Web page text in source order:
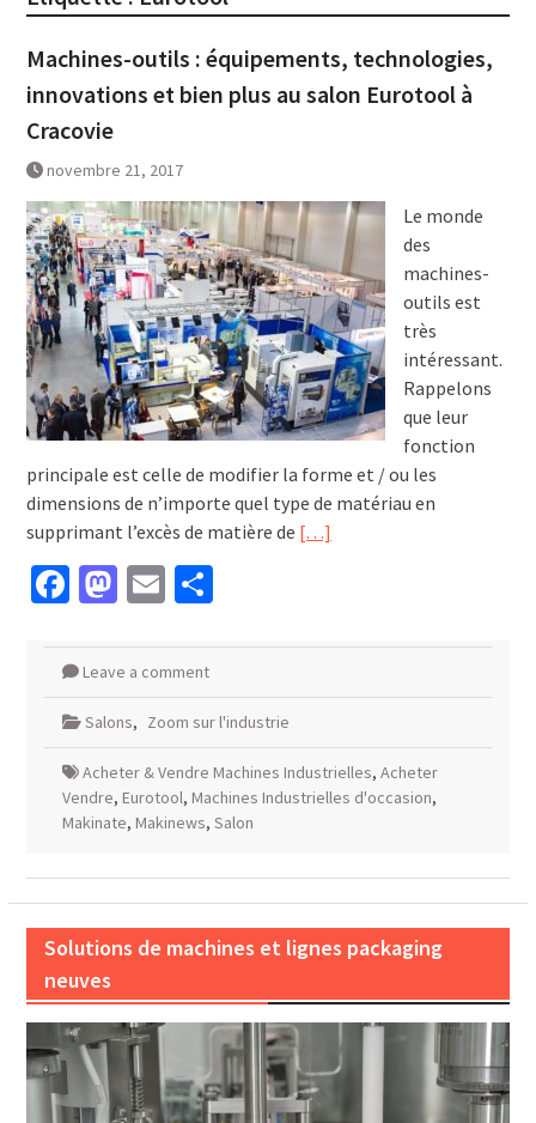
Machines-outils : équipements, technologies,
innovations et bien plus au salon Eurotool à
Cracovie
novembre 21, 2017
Le monde
des
machines-
outils est
très
intéressant.
Rappelons
que leur
fonction
principale est celle de modifier la forme et / ou les
dimensions de n’importe quel type de matériau en
supprimant l’excès de matière de […]
Facebook
Mastodon
EmailPartager
Leave a comment
Salons, Zoom sur l'industrie
Acheter & Vendre Machines Industrielles, Acheter
Vendre, Eurotool, Machines Industrielles d'occasion,
Makinate, Makinews, Salon
Solutions de machines et lignes packaging
neuves